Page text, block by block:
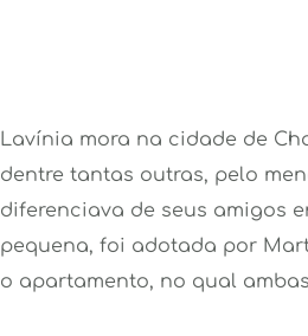
Lavínia mora na cidade de
dentre tantas outras, pelo
diferenciava de seus amigos
pequena, foi adotada por
o apartamento, no qual